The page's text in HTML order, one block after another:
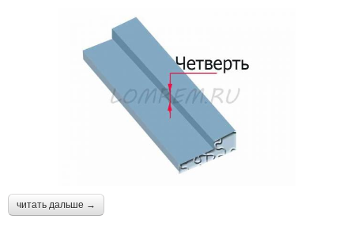
читать дальше →